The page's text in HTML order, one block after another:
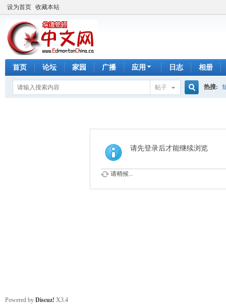
设为首页 收藏本站
首页 论坛 家园 广播 应用 日志 相册
帖子
索
热搜:
请先登录后才能继续浏览
请稍候...
Powered by Discuz! X3.4